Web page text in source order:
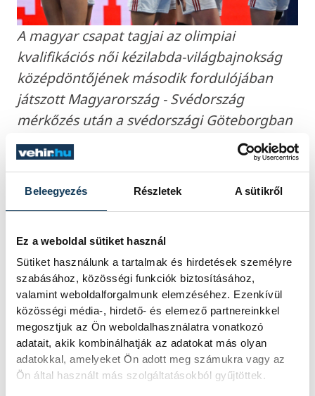
Beleegyezés Részletek A sütikről
Ez a weboldal sütiket használ
Sütiket használunk a tartalmak és hirdetések személyre
szabásához, közösségi funkciók biztosításához,
valamint weboldalforgalmunk elemzéséhez. Ezenkívül
közösségi média-, hirdető- és elemező partnereinkkel
megosztjuk az Ön weboldalhasználatra vonatkozó
adatait, akik kombinálhatják az adatokat más olyan
adatokkal, amelyeket Ön adott meg számukra vagy az
Ön által használt más szolgáltatásokból gyűjtöttek.
A magyar csapat tagjai az olimpiai
kvalifikációs női kézilabda-világbajnokság
középdöntőjének második fordulójában
játszott Magyarország - Svédország
mérkőzés után a svédországi Göteborgban
2023. december 9-én. A magyar válogatott
26-22-re kikapott. MTI/Illyés Tibor
"Hála Istennek, kisebb zúzódással
megúsztam" - erősítette meg a vegyes
Szemerey Zsófia, hogy nem lett sem
szalag-, sem porcsérülése Szenegál ellen.
"Kíváncsiak leszünk, vasárnap egy-két
feladatot megnézünk, hogy mennyire
tudom majd használni, illetve azt, hogy a